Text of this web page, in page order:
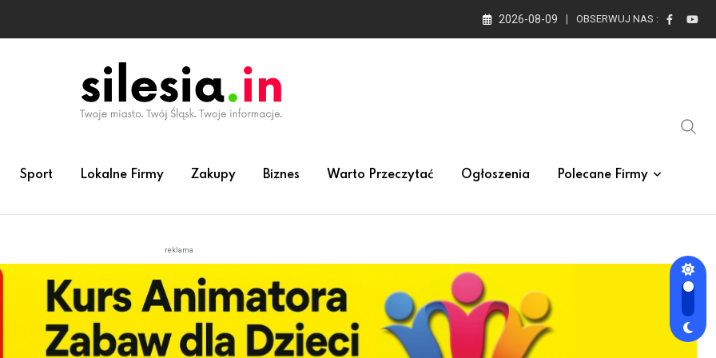
2026-08-09 OBSERWUJ NAS :
Sport Lokalne Firmy Zakupy Biznes Warto Przeczytać Ogłoszenia Polecane Firmy
reklama